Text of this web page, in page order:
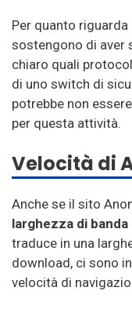
Per quanto
sostengono di aver
chiaro quali
di uno switch di
potrebbe non
per questa attività.
Velocità di
Anche se il sito
larghezza di
traduce in una
download, ci sono
velocità di